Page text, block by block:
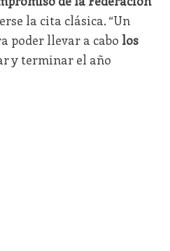
la cita clásica. “Un
poder llevar a cabo los
y terminar el año